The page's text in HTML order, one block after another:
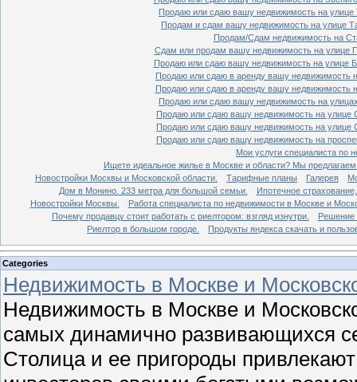
Продаю или сдаю вашу недвижимость на улице
Продам и сдам вашу недвижимость на улице
Продам/Сдам недвижимость на
Сдам или продам вашу недвижимость на улице
Продаю или сдаю вашу недвижимость на улице
Продаю или сдаю в аренду вашу недвижимость
Продаю или сдаю в аренду вашу недвижимость
Продаю или сдаю вашу недвижимость на
Продаю или сдаю вашу недвижимость на улице
Продаю или сдаю вашу недвижимость на улице
Продаю или сдаю вашу недвижимость на
Мои услуги специалиста по
Ищете идеальное жилье в Москве и области? Мы
Новостройки Москвы и Московской области.
Тарифные планы Галерея
Дом в Монино. 233 метра для большой семьи.
Ипотечное
Новостройки Москвы.
Работа специалиста по недвижимости в Москве и
Почему продавцу стоит работать с риелтором: взгляд изнутри.
Решение
Риелтор в большом городе.
Продукты яндекса скачать и
Categories
Недвижимость в Москве и
Недвижимость в Москве и
самых динамично развивающихся
Столица и ее пригороды